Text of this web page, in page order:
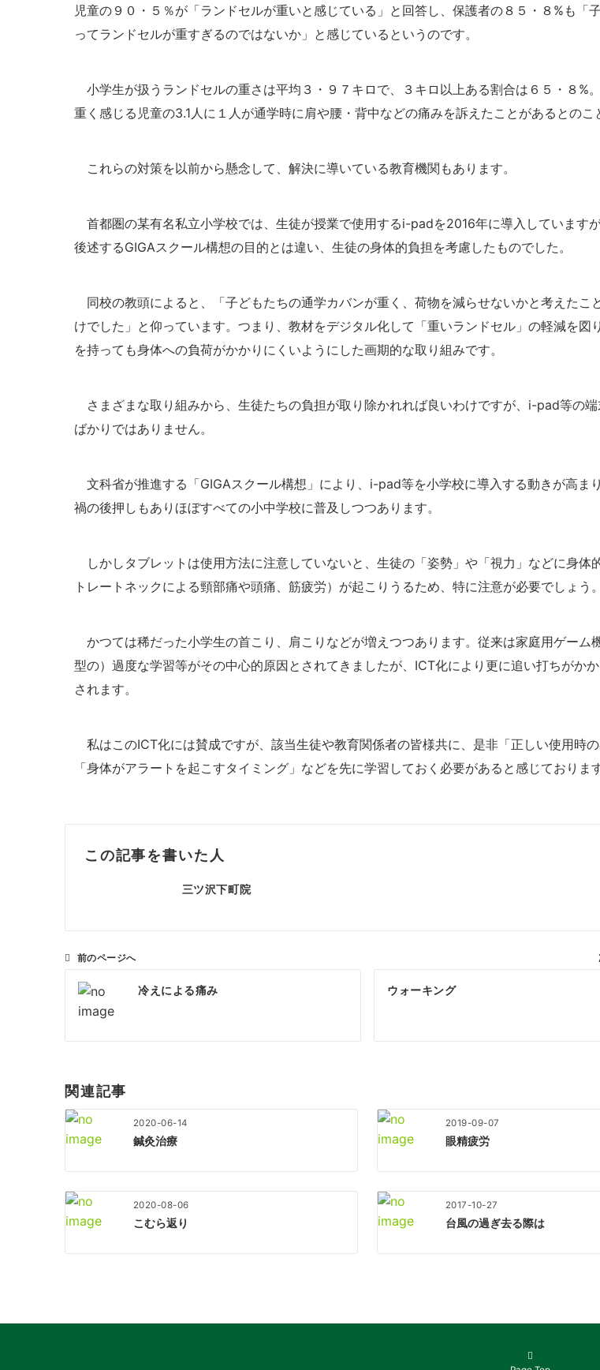
児童の９０・５％が「ランドセルが重いと感じている」と回答し、保護者の８５・８%も「
ってランドセルが重すぎるのではないか」と感じているというのです。
小学生が扱うランドセルの重さは平均３・９７キロで、３キロ以上ある割合は６５・８%。
重く感じる児童の3.1人に１人が通学時に肩や腰・背中などの痛みを訴えたことがあるとのこ
これらの対策を以前から懸念して、解決に導いている教育機関もあります。
首都圏の某有名私立小学校では、生徒が授業で使用するi-padを2016年に導入しています
後述するGIGAスクール構想の目的とは違い、生徒の身体的負担を考慮したものでした。
同校の教頭によると、「子どもたちの通学カバンが重く、荷物を減らせないかと考えたこ
けでした」と仰っています。つまり、教材をデジタル化して「重いランドセル」の軽減を図
を持っても身体への負荷がかかりにくいようにした画期的な取り組みです。
さまざまな取り組みから、生徒たちの負担が取り除かれれば良いわけですが、i-pad等の
ばかりではありません。
文科省が推進する「GIGAスクール構想」により、i-pad等を小学校に導入する動きが高ま
禍の後押しもありほぼすべての小中学校に普及しつつあります。
しかしタブレットは使用方法に注意していないと、生徒の「姿勢」や「視力」などに身体
トレートネックによる頸部痛や頭痛、筋疲労）が起こりうるため、特に注意が必要でしょう。
かつては稀だった小学生の首こり、肩こりなどが増えつつあります。従来は家庭用ゲーム
型の）過度な学習等がその中心的原因とされてきましたが、ICT化により更に追い打ちがか
されます。
私はこのICT化には賛成ですが、該当生徒や教育関係者の皆様共に、是非「正しい使用時の
「身体がアラートを起こすタイミング」などを先に学習しておく必要があると感じております
この記事を書いた人
三ツ沢下町院
ビ
シ
ョ
ン
前のページへ
冷えによる痛み ウォーキング
関連記事
2020-06-14
鍼灸治療
2019-09-07
眼精疲労
2020-08-06
こむら返り
2017-10-27
台風の過ぎ去る際は